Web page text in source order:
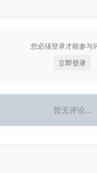
您必须登录才能参与
立即登录
暂无评论...